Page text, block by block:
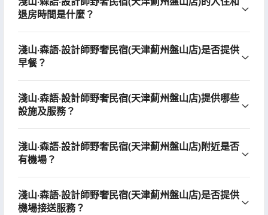
退房時間是什麼？
淺山·森語·設計師野奢民宿(天津薊州盤山店)是否提供
早餐？
淺山·森語·設計師野奢民宿(天津薊州盤山店)提供哪些
設施及服務？
淺山·森語·設計師野奢民宿(天津薊州盤山店)附近是否
有機場？
淺山·森語·設計師野奢民宿(天津薊州盤山店)是否提供
機場接送服務？